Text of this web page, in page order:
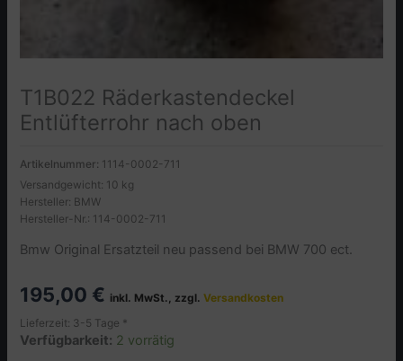
T1B022 Räderkastendeckel
Entlüfterrohr nach oben
Artikelnummer: 1114-0002-711
Versandgewicht: 10 kg
Hersteller: BMW
Hersteller-Nr.: 114-0002-711
Bmw Original Ersatzteil neu passend bei BMW 700 ect.
195,00 € inkl. MwSt., zzgl.Versandkosten
Lieferzeit: 3-5 Tage *
Verfügbarkeit: 2 vorrätig